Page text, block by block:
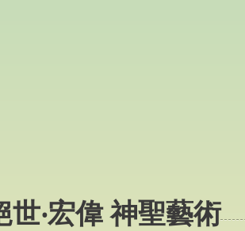
世‧宏偉 神聖藝術